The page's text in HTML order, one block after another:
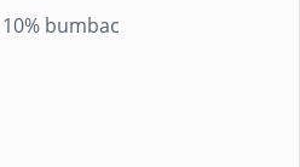
bumbac